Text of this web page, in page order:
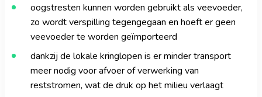
oogstresten kunnen worden gebruikt als veevoeder,
zo wordt verspilling tegengegaan en hoeft er geen
veevoeder te worden geïmporteerd
dankzij de lokale kringlopen is er minder transport
meer nodig voor afvoer of verwerking van
reststromen, wat de druk op het milieu verlaagt